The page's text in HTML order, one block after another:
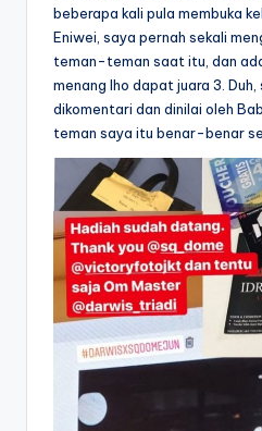
beberapa kali pula membuka
Eniwei, saya pernah sekali
teman-teman saat itu, dan
menang lho dapat juara 3.
dikomentari dan dinilai oleh
teman saya itu benar-benar